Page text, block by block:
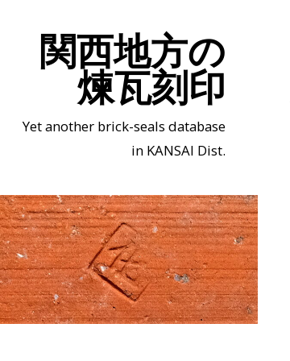
関西地方の
煉瓦刻印
Yet another brick-seals database
in KANSAI Dist.